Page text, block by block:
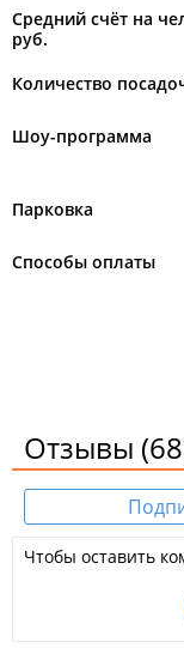
Средний счёт на
руб.
Количество
Шоу-программа
Парковка
Способы оплаты
Отзывы
Чтобы оставить